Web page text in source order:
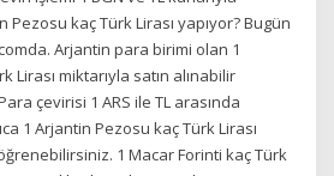
Pezosu kaç Türk Lirası yapıyor? Bugün
Arjantin para birimi olan 1
Lirası miktarıyla satın alınabilir
çevirisi 1 ARS ile TL arasında
1 Arjantin Pezosu kaç Türk Lirası
1 Macar Forinti kaç Türk